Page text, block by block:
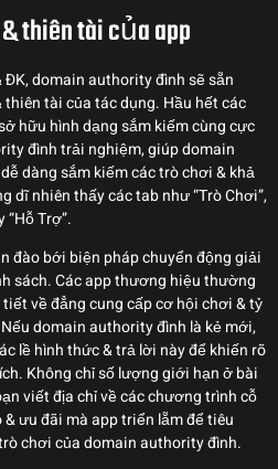
thiên tài của app
domain authority đình sẽ sẵn
tài của tác dụng. Hầu hết các
hữu hình dạng sắm kiếm cùng cực
đình trải nghiệm, giúp domain
dàng sắm kiếm các trò chơi & khả
dĩ nhiên thấy các tab như “Trò Chơi”,
“Hỗ Trợ”.
đào bới biện pháp chuyển động giải
sách. Các app thương hiệu thường
về đẳng cung cấp cơ hội chơi & tỷ
domain authority đình là kẻ mới,
lề hình thức & trả lời này để khiến rõ
Không chỉ số lượng giới hạn ở bài
viết địa chỉ về các chương trình cỗ
ưu đãi mà app triển lẵm để tiêu
chơi của domain authority đình.